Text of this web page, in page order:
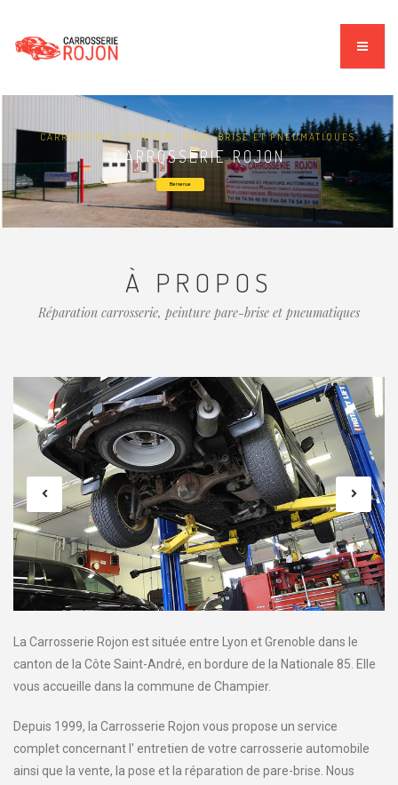
CARROSSERIE, PEINTURE, PARE-BRISE ET PNEUMATIQUES.
CARROSSERIE ROJON
Bienvenue
À PROPOS
Réparation carrosserie, peinture pare-brise et pneumatiques
La Carrosserie Rojon est située entre Lyon et Grenoble dans le
canton de la Côte Saint-André, en bordure de la Nationale 85. Elle
vous accueille dans la commune de Champier.
Depuis 1999, la Carrosserie Rojon vous propose un service
complet concernant l' entretien de votre carrosserie automobile
ainsi que la vente, la pose et la réparation de pare-brise. Nous